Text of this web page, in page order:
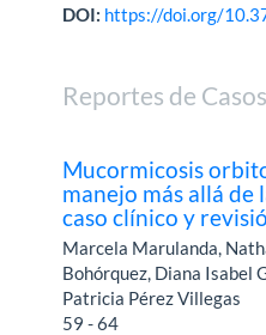
DOI: https://doi.org/
Reportes de Casos
Mucormicosis
manejo más allá
caso clínico y
Marcela Marulanda,
Bohórquez, Diana Isabel
Patricia Pérez Villegas
59 - 64